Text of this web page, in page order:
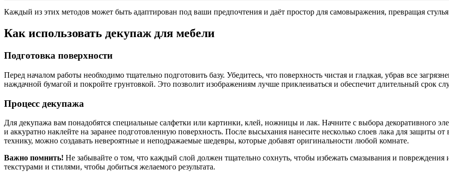
Каждый из этих методов может быть адаптирован под ваши предпочтения и даёт простор для самовыражения, превращая
Как использовать декупаж для мебели
Подготовка поверхности
Перед началом работы необходимо тщательно подготовить базу. Убедитесь, что поверхность чистая и гладкая, убрав все
наждачной бумагой и покройте грунтовкой. Это позволит изображениям лучше приклеиваться и обеспечит длительный срок
Процесс декупажа
Для декупажа вам понадобятся специальные салфетки или картинки, клей, ножницы и лак. Начните с выбора декоративного
и аккуратно наклейте на заранее подготовленную поверхность. После высыхания нанесите несколько слоев лака для защиты
технику, можно создавать невероятные и неподражаемые шедевры, которые добавят оригинальности любой комнате.
Важно помнить! Не забывайте о том, что каждый слой должен тщательно сохнуть, чтобы избежать смазывания и
текстурами и стилями, чтобы добиться желаемого результата.